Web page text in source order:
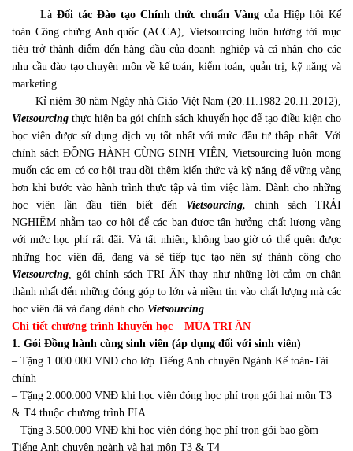
MÙA
TRI
ÂN
NHÂN
DỊP
CHÀO
MỪNG
NGÀY
NHÀ
GIÁO
VIỆT
NAM
(20.11.1982-
Là Đối tác Đào tạo Chính thức chuẩn VàngcủaHiệp hội Kế
toán Công chứng Anh quốc (ACCA), Vietsourcing luôn hướng tới mục
tiêu trở thành điểm đến hàng đầu của doanh nghiệp và cá nhân cho các
nhu cầu đào tạo chuyên môn về kế toán, kiểm toán, quản trị, kỹ năng và
marketing
Kỉ niệm 30 năm Ngày nhà Giáo Việt Nam (20.11.1982-20.11.2012),
Vietsourcing thực hiện ba gói chính sách khuyến học để tạo điều kiện cho
học viên được sử dụng dịch vụ tốt nhất với mức đầu tư thấp nhất. Với
chính sách ĐỒNG HÀNH CÙNG SINH VIÊN, Vietsourcing luôn mong
muốn các em có cơ hội trau dồi thêm kiến thức và kỹ năng để vững vàng
hơn khi bước vào hành trình thực tập và tìm việc làm. Dành cho những
học viên lần đầu tiên biết đến Vietsourcing, chính sách TRẢI
NGHIỆM nhằm tạo cơ hội để các bạn được tận hưởng chất lượng vàng
với mức học phí rất đãi. Và tất nhiên, không bao giờ có thể quên được
những học viên đã, đang và sẽ tiếp tục tạo nên sự thành công cho
Vietsourcing, gói chính sách TRI ÂN thay như những lời cảm ơn chân
thành nhất đến những đóng góp to lớn và niềm tin vào chất lượng mà các
học viên đã và đang dành cho Vietsourcing.
Chi tiết chương trình khuyến học – MÙA TRI ÂN
1. Gói Đồng hành cùng sinh viên (áp dụng đối với sinh viên)
– Tặng 1.000.000 VNĐ cho lớp Tiếng Anh chuyên Ngành Kế toán-Tài
chính
– Tặng 2.000.000 VNĐ khi học viên đóng học phí trọn gói hai môn T3
& T4 thuộc chương trình FIA
– Tặng 3.500.000 VNĐ khi học viên đóng học phí trọn gói bao gồm
Tiếng Anh chuyên ngành và hai môn T3 & T4